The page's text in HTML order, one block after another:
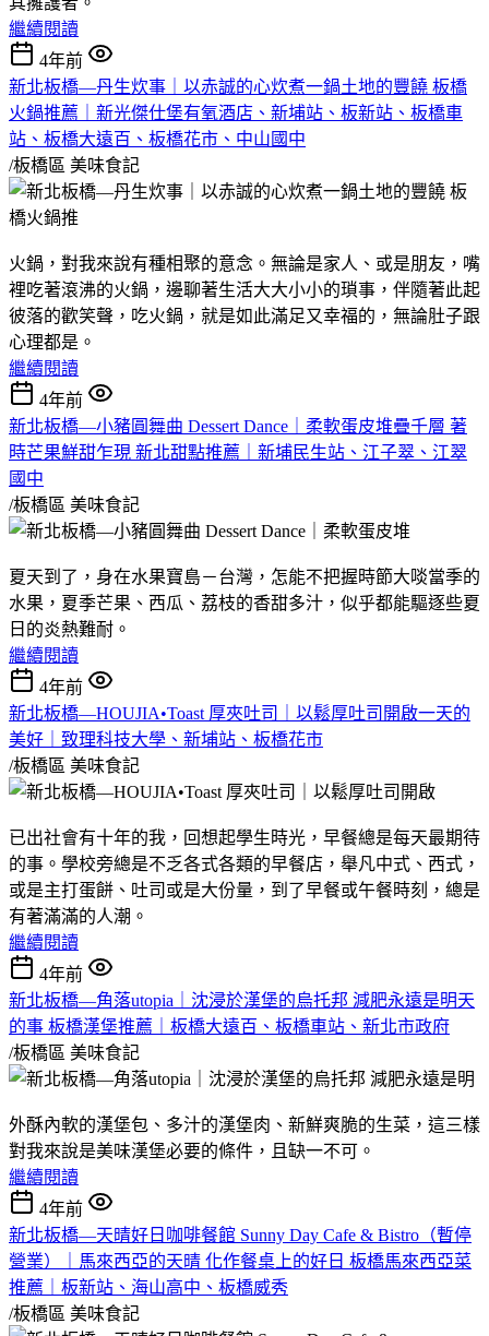
繼續閱讀
4年前
新北板橋—丹生炊事｜以赤誠的心炊煮一鍋土地的豐饒 板橋
火鍋推薦｜新光傑仕堡有氧酒店、新埔站、板新站、板橋車
站、板橋大遠百、板橋花市、中山國中
/板橋區 美味食記
火鍋，對我來說有種相聚的意念。無論是家人、或是朋友，嘴
裡吃著滾沸的火鍋，邊聊著生活大大小小的瑣事，伴隨著此起
彼落的歡笑聲，吃火鍋，就是如此滿足又幸福的，無論肚子跟
心理都是。
繼續閱讀
4年前
新北板橋—小豬圓舞曲 Dessert Dance｜柔軟蛋皮堆疊千層 著
時芒果鮮甜乍現 新北甜點推薦｜新埔民生站、江子翠、江翠
國中
/板橋區 美味食記
夏天到了，身在水果寶島－台灣，怎能不把握時節大啖當季的
水果，夏季芒果、西瓜、荔枝的香甜多汁，似乎都能驅逐些夏
日的炎熱難耐。
繼續閱讀
4年前
新北板橋—HOUJIA•Toast 厚夾吐司｜以鬆厚吐司開啟一天的
美好｜致理科技大學、新埔站、板橋花市
/板橋區 美味食記
已出社會有十年的我，回想起學生時光，早餐總是每天最期待
的事。學校旁總是不乏各式各類的早餐店，舉凡中式、西式，
或是主打蛋餅、吐司或是大份量，到了早餐或午餐時刻，總是
有著滿滿的人潮。
繼續閱讀
4年前
新北板橋—角落utopia｜沈浸於漢堡的烏托邦 減肥永遠是明天
的事 板橋漢堡推薦｜板橋大遠百、板橋車站、新北市政府
/板橋區 美味食記
外酥內軟的漢堡包、多汁的漢堡肉、新鮮爽脆的生菜，這三樣
對我來說是美味漢堡必要的條件，且缺一不可。
繼續閱讀
4年前
新北板橋—天晴好日咖啡餐館 Sunny Day Cafe & Bistro（暫停
營業）｜馬來西亞的天晴 化作餐桌上的好日 板橋馬來西亞菜
推薦｜板新站、海山高中、板橋威秀
/板橋區 美味食記